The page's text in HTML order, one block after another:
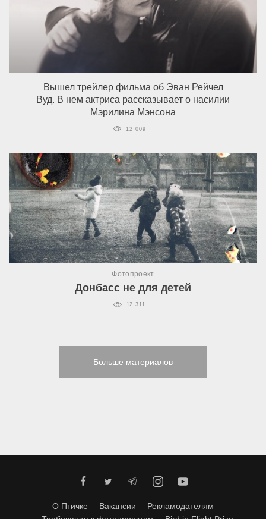
Вышел трейлер фильма об Эван Рейчел
Вуд. В нем актриса рассказывает о насилии
Мэрилина Мэнсона
12 009
Фотопроект
Донбасс не для детей
12 311
Больше материалов
О Птичке Вакансии
Рекламодателям